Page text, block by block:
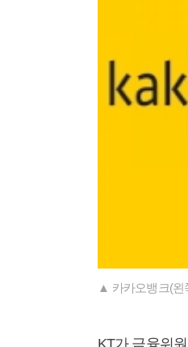
▲ 카카오뱅크(왼
KT가 금융위